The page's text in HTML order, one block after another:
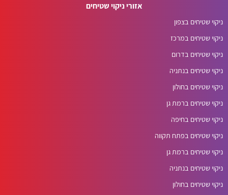
אזורי ניקוי שטיחים
ניקוי שטיחים בצפון
ניקוי שטיחים במרכז
ניקוי שטיחים בדרום
ניקוי שטיחים בנתניה
ניקוי שטיחים בחולון
ניקוי שטיחים ברמת גן
ניקוי שטיחים בחיפה
ניקוי שטיחים בפתח תקווה
ניקוי שטיחים ברמת גן
ניקוי שטיחים בנתניה
ניקוי שטיחים בחולון